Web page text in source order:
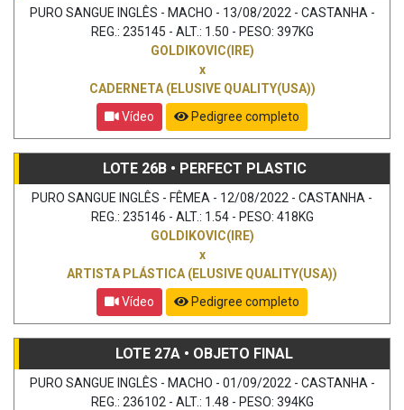
PURO SANGUE INGLÊS - MACHO - 13/08/2022 - CASTANHA -
REG.: 235145 - ALT.: 1.50 - PESO: 397KG
GOLDIKOVIC(IRE)
x
CADERNETA (ELUSIVE QUALITY(USA))
Vídeo
Pedigree completo
LOTE 26B • PERFECT PLASTIC
PURO SANGUE INGLÊS - FÊMEA - 12/08/2022 - CASTANHA -
REG.: 235146 - ALT.: 1.54 - PESO: 418KG
GOLDIKOVIC(IRE)
x
ARTISTA PLÁSTICA (ELUSIVE QUALITY(USA))
Vídeo
Pedigree completo
LOTE 27A • OBJETO FINAL
PURO SANGUE INGLÊS - MACHO - 01/09/2022 - CASTANHA -
REG.: 236102 - ALT.: 1.48 - PESO: 394KG